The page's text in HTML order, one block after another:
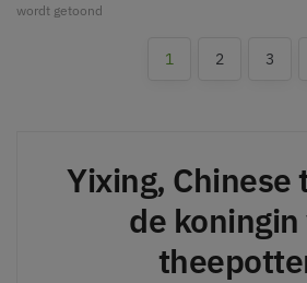
wordt getoond
1 2 3
Yixing, Chinese
de koningin